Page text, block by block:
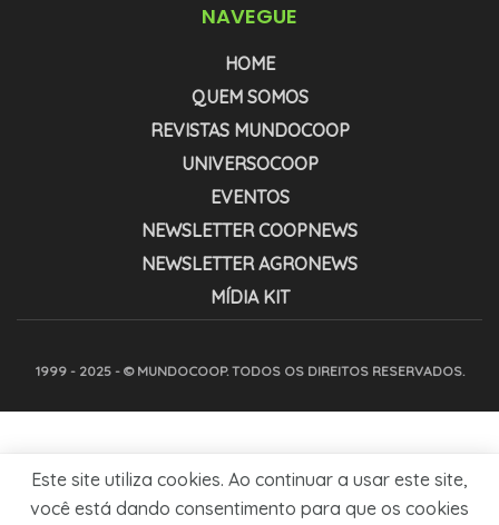
NAVEGUE
HOME
QUEM SOMOS
REVISTAS MUNDOCOOP
UNIVERSOCOOP
EVENTOS
NEWSLETTER COOPNEWS
NEWSLETTER AGRONEWS
MÍDIA KIT
1999 - 2025 - © MUNDOCOOP. TODOS OS DIREITOS RESERVADOS.
Este site utiliza cookies. Ao continuar a usar este site,
você está dando consentimento para que os cookies